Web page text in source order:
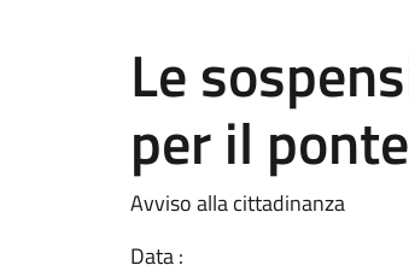
Le
per il
Avviso alla cittadinanza
Data :